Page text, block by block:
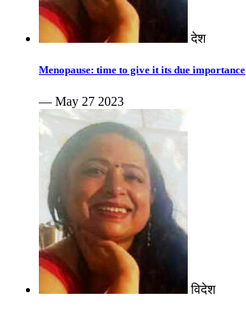
देश
Menopause: time to give it its due importance
— May 27 2023
विदेश